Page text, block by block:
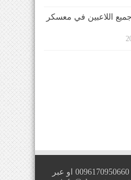
اللاعبين في معسكر
للتواصل معنا عبر الهاتف 0096170950660 او عبر